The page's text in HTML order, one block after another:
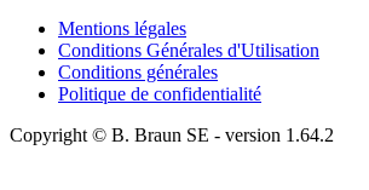
Mentions légales
Conditions Générales d'Utilisation
Conditions générales
Politique de confidentialité
Copyright © B. Braun SE - version 1.64.2